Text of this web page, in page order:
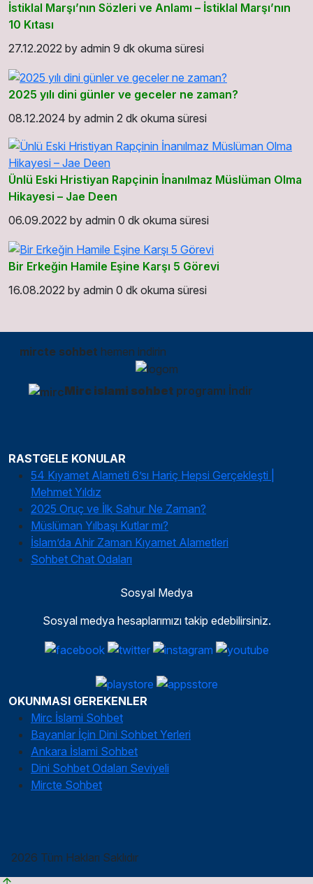
İstiklal Marşı’nın Sözleri ve Anlamı – İstiklal Marşı’nın
10 Kıtası
27.12.2022 by admin 9 dk okuma süresi
2025 yılı dini günler ve geceler ne zaman?
08.12.2024 by admin 2 dk okuma süresi
Ünlü Eski Hristiyan Rapçinin İnanılmaz Müslüman Olma
Hikayesi – Jae Deen
06.09.2022 by admin 0 dk okuma süresi
Bir Erkeğin Hamile Eşine Karşı 5 Görevi
16.08.2022 by admin 0 dk okuma süresi
mircte sohbet hemen indirin
Mirc islami sohbet programı İndir
RASTGELE KONULAR
54 Kıyamet Alameti 6’sı Hariç Hepsi Gerçekleşti |
Mehmet Yıldız
2025 Oruç ve İlk Sahur Ne Zaman?
Müslüman Yılbaşı Kutlar mı?
İslam’da Ahir Zaman Kıyamet Alametleri
Sohbet Chat Odaları
Sosyal Medya
Sosyal medya hesaplarımızı takip edebilirsiniz.
OKUNMASI GEREKENLER
Mirc İslami Sohbet
Bayanlar İçin Dini Sohbet Yerleri
Ankara İslami Sohbet
Dini Sohbet Odaları Seviyeli
Mircte Sohbet
2026 Tüm Hakları Saklıdır